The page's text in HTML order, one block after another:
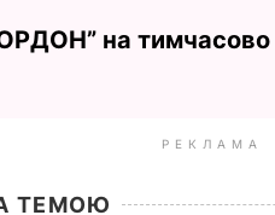
на
РЕКЛАМА
ТЕМОЮ